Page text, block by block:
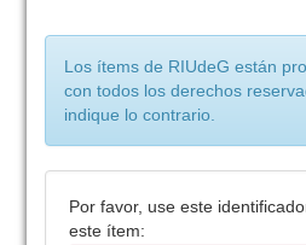
Los ítems de RIUdeG están
con todos los derechos
indique lo contrario.
Por favor, use este
este ítem: